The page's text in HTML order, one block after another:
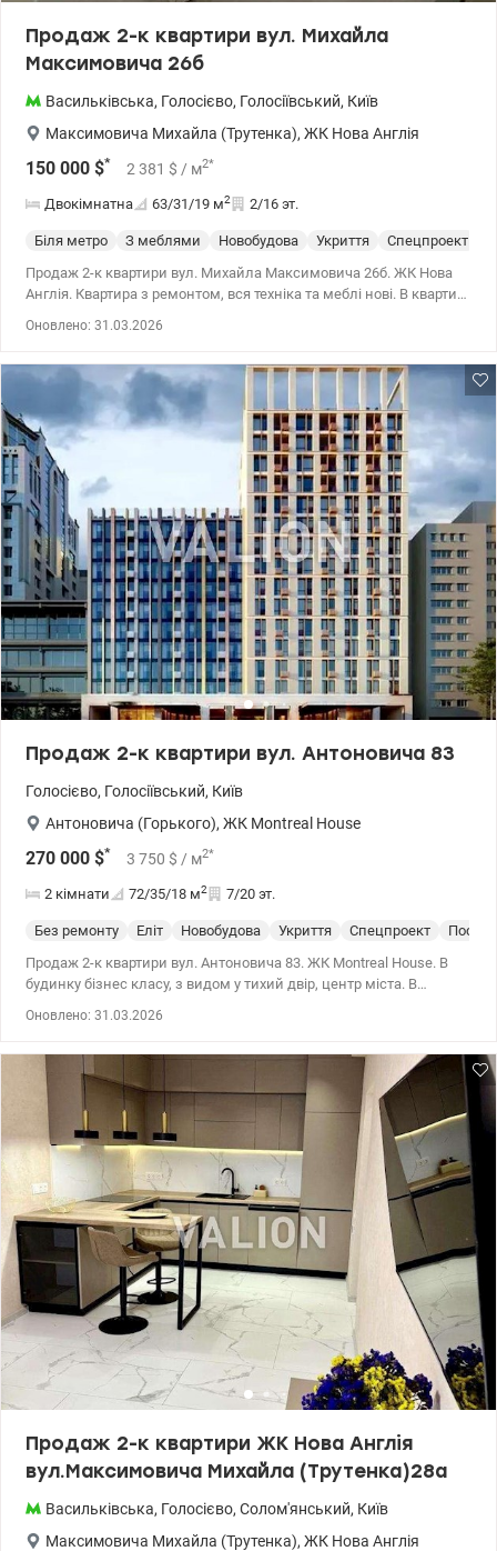
Продаж 2-к квартири вул. Михайла
Максимовича 26б
Васильківська, Голосієво, Голосіївський, Київ
Максимовича Михайла (Трутенка), ЖК Нова Англія
150 000 $* 2 381 $ / м2*
Двокімнатна 63/31/19 м2 2/16 эт.
Біля метро З меблями Новобудова Укриття Спецпроект
Продаж 2-к квартири вул. Михайла Максимовича 26б. ЖК Нова
Англія. Квартира з ремонтом, вся техніка та меблі нові. В квартирі
80 valion.ua/1144867
Оновлено: 31.03.2026
Продаж 2-к квартири вул. Антоновича 83
Голосієво, Голосіївський, Київ
Антоновича (Горького), ЖК Montreal House
270 000 $* 3 750 $ / м2*
2 кімнати 72/35/18 м2 7/20 эт.
Без ремонту Еліт Новобудова Укриття Спецпроект
После
Продаж 2-к квартири вул. Антоновича 83. ЖК Montreal House. В
будинку бізнес класу, з видом у тихий двір, центр міста. В
Оновлено: 31.03.2026
Продаж 2-к квартири ЖК Нова Англія
вул.Максимовича Михайла (Трутенка)28а
Васильківська, Голосієво, Солом'янський, Київ
Максимовича Михайла (Трутенка), ЖК Нова Англія